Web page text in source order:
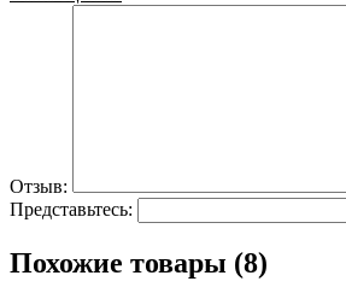
Отзыв:
Представьтесь:
Похожие товары (8)